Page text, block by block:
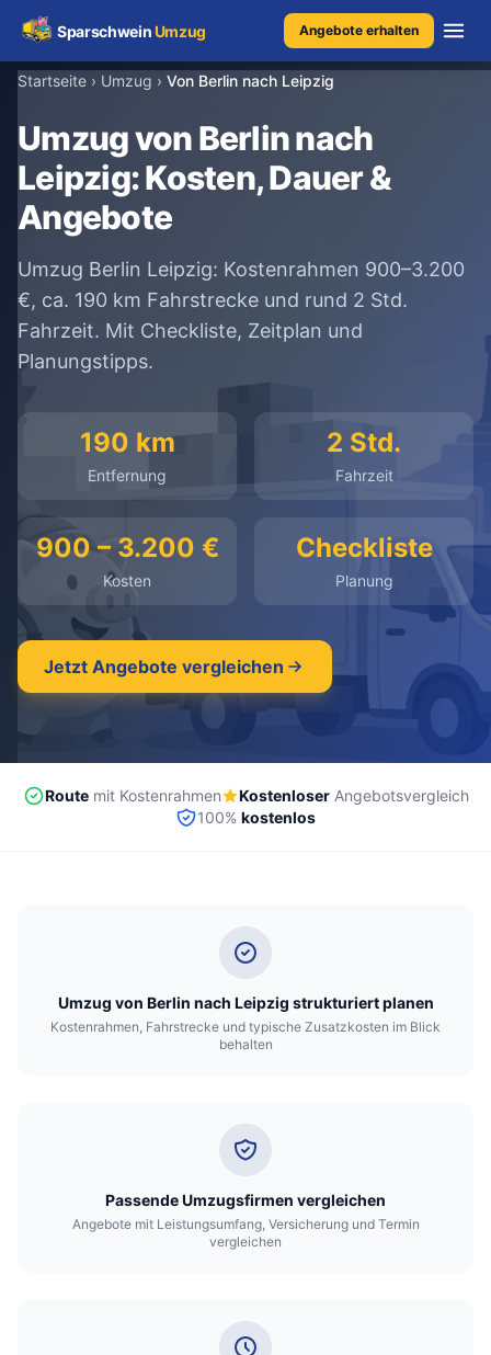
SparschweinUmzug Angebote erhalten
Umzugskosten
Kostenrechner
Ratgeber
Erfahrungen
Kostenlose Beratung
Startseite › Umzug › Von Berlin nach Leipzig
Umzug von Berlin nach
Leipzig: Kosten, Dauer &
Angebote
Umzug Berlin Leipzig: Kostenrahmen 900–3.200
€, ca. 190 km Fahrstrecke und rund 2 Std.
Fahrzeit. Mit Checkliste, Zeitplan und
Planungstipps.
190 km
Entfernung
2 Std.
Fahrzeit
900 – 3.200 €
Kosten
Checkliste
Planung
Jetzt Angebote vergleichen
Routemit Kostenrahmen KostenloserAngebotsvergleich
100% kostenlos
Umzug von Berlin nach Leipzig strukturiert planen
Kostenrahmen, Fahrstrecke und typische Zusatzkosten im Blick
behalten
Passende Umzugsfirmen vergleichen
Angebote mit Leistungsumfang, Versicherung und Termin
vergleichen